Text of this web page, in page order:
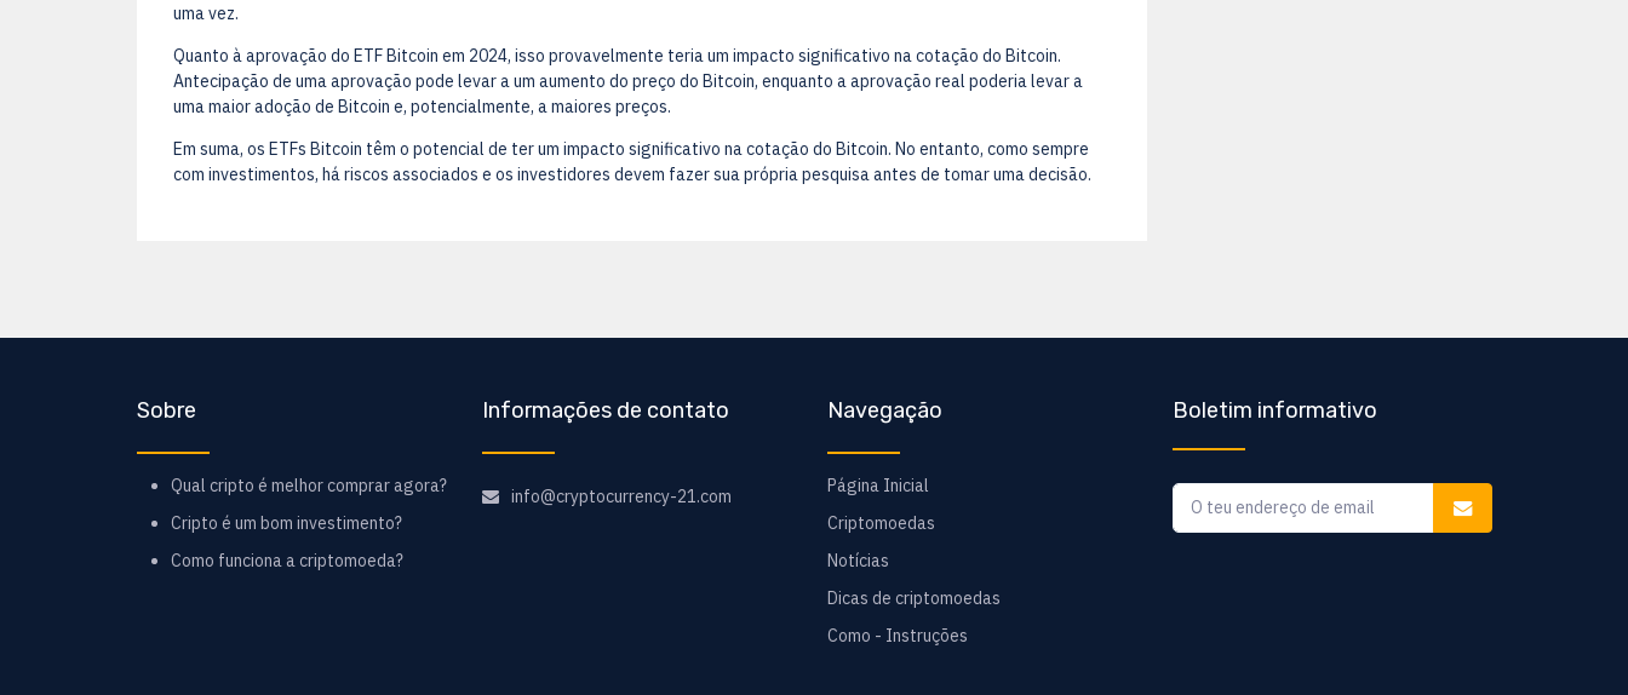
uma vez.
Quanto à aprovação do ETF Bitcoin em 2024, isso provavelmente teria um impacto significativo na cotação do Bitcoin.
Antecipação de uma aprovação pode levar a um aumento do preço do Bitcoin, enquanto a aprovação real poderia levar a
uma maior adoção de Bitcoin e, potencialmente, a maiores preços.
Em suma, os ETFs Bitcoin têm o potencial de ter um impacto significativo na cotação do Bitcoin. No entanto, como sempre
com investimentos, há riscos associados e os investidores devem fazer sua própria pesquisa antes de tomar uma decisão.
Sobre
Qual cripto é melhor comprar agora?
Cripto é um bom investimento?
Como funciona a criptomoeda?
Informações de contato
info@cryptocurrency-21.com
Navegação
Página Inicial
Criptomoedas
Notícias
Dicas de criptomoedas
Como - Instruções
Boletim informativo